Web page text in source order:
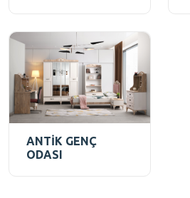
ANTİK GENÇ
ODASI